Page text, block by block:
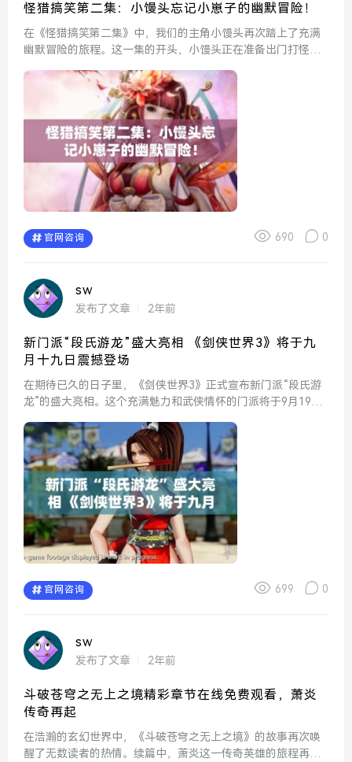
怪猎搞笑第二集：小馒头忘记小崽子的幽默冒险！
在《怪猎搞笑第二集》中，我们的主角小馒头再次踏上了充满
幽默冒险的旅程。这一集的开头，小馒头正在准备出门打怪，
因为他完全忘记了带上他的“小崽子”——那只总是跟在他身后
官网咨询 690 0
sw
发布了文章 2年前
新门派“段氏游龙”盛大亮相 《剑侠世界3》将于九
月十九日震撼登场
在期待已久的日子里，《剑侠世界3》正式宣布新门派“段氏游
龙”的盛大亮相。这个充满魅力和武侠情怀的门派将于9月19日
力。作为剑侠世界中的一部分，段氏游龙注定将会引起玩家们
的热...
官网咨询 699 0
sw
发布了文章 2年前
斗破苍穹之无上之境精彩章节在线免费观看，萧炎
传奇再起
在浩瀚的玄幻世界中，《斗破苍穹之无上之境》的故事再次唤
醒了无数读者的热情。续篇中，萧炎这一传奇英雄的旅程再度